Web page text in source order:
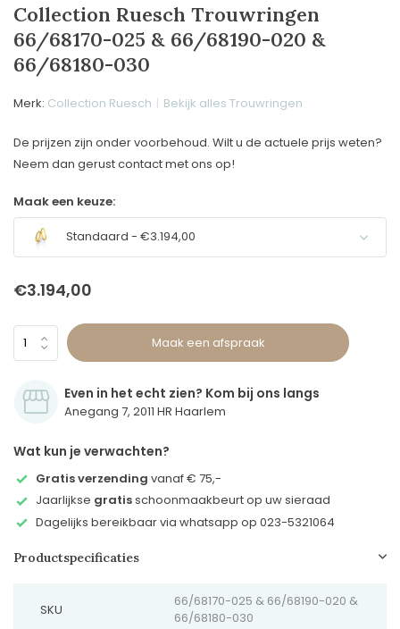
Collection Ruesch Trouwringen
66/68170-025 & 66/68190-020 &
66/68180-030
Merk: Collection Ruesch Bekijk alles Trouwringen
De prijzen zijn onder voorbehoud. Wilt u de actuele prijs weten?
Neem dan gerust contact met ons op!
Maak een keuze:
Standaard - €3.194,00
€3.194,00
Maak een afspraak
Even in het echt zien? Kom bij ons langs
Anegang 7, 2011 HR Haarlem
Wat kun je verwachten?
Gratis verzending vanaf € 75,-
Jaarlijkse gratisschoonmaakbeurt op uw sieraad
Dagelijks bereikbaar via whatsapp op 023-5321064
Productspecificaties
SKU
66/68170-025 & 66/68190-020 &
66/68180-030